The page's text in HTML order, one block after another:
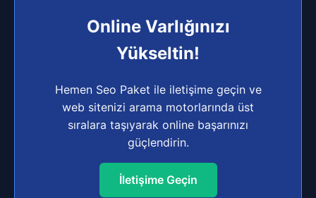
Online Varlığınızı
Yükseltin!
Hemen Seo Paket ile iletişime geçin ve
web sitenizi arama motorlarında üst
sıralara taşıyarak online başarınızı
güçlendirin.
İletişime Geçin